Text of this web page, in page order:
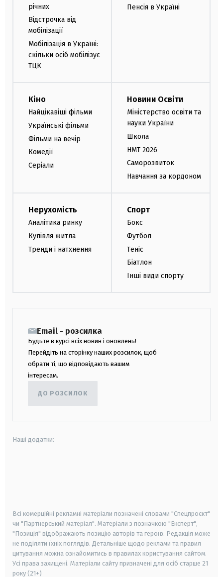
річних
Відстрочка від
мобілізації
Мобілізація в Україні:
скільки осіб мобілізує
ТЦК
Пенсія в Україні
Кіно
Найцікавіші фільми
Українські фільми
Фільми на вечір
Комедії
Серіали
Новини Освіти
Міністерство освіти та
науки України
Школа
НМТ 2026
Саморозвиток
Навчання за кордоном
Нерухомість
Аналітика ринку
Купівля житла
Тренди і натхнення
Спорт
Бокс
Футбол
Теніс
Біатлон
Інші види спорту
Email - розсилка
Будьте в курсі всіх новин і оновлень!
Перейдіть на сторінку наших розсилок, щоб
обрати ті, що відповідають вашим
інтересам.
ДО РОЗСИЛОК
Наші додатки:
Всі комерційні рекламні матеріали позначені словами "Спецпроєкт"
чи "Партнерський матеріал". Матеріали з позначкою "Експерт",
"Позиція" відображають позицію авторів та героїв. Редакція може
не поділяти їхніх поглядів. Детальніше щодо реклами та правил
цитування можна ознайомитись в правилах користування сайтом.
Усі права захищені. Матеріали сайту призначені для осіб старше 21
року (21+)